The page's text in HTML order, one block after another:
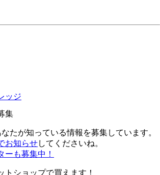
集
たが知っている情報を募集しています。
お知らせしてくださいね。
トショップで買えます！